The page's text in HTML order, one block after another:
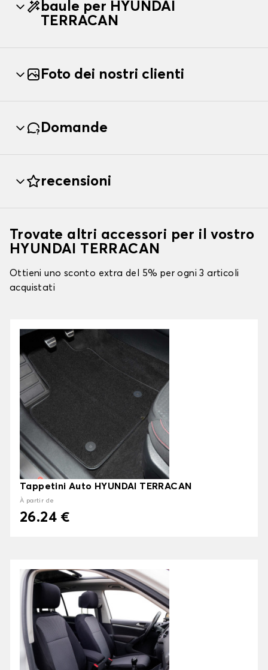
baule per HYUNDAI
TERRACAN
Foto dei nostri clienti
Domande
recensioni
Trovate altri accessori per il vostro
HYUNDAI TERRACAN
Ottieni uno sconto extra del 5% per ogni 3 articoli
acquistati
Tappetini Auto HYUNDAI TERRACAN
À partir de
26.24 €